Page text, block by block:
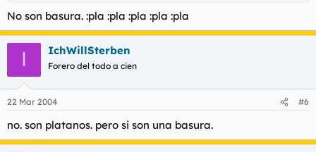
No son basura. :pla :pla :pla :pla :pla
I IchWillSterben
Forero del todo a cien
22 Mar 2004 #6
no. son platanos. pero si son una basura.